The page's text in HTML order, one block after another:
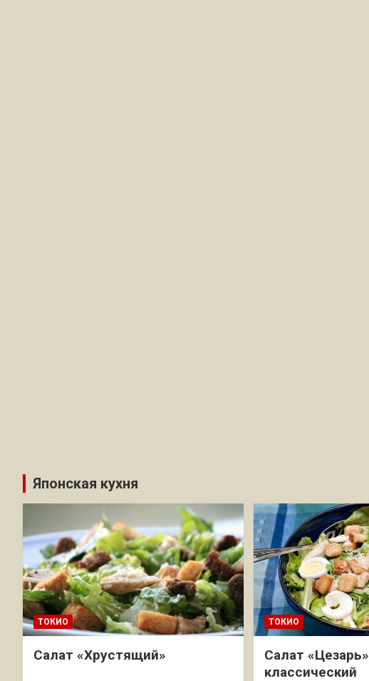
Японская кухня
ТОКИО
Салат «Хрустящий»
ТОКИО
Салат «Цезарь»
классический